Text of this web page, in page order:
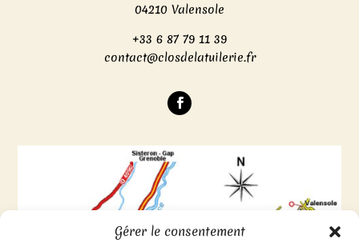
Gérer le consentement
04210 Valensole
+33 6 87 79 11 39
contact@closdelatuilerie.fr